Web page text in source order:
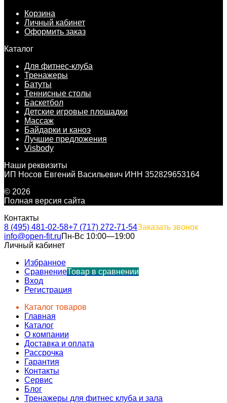
Корзина
Личный кабинет
Оформить заказ
Каталог
Для фитнес-клуба
Тренажеры
Батуты
Теннисные столы
Баскетбол
Детские игровые площадки
Массаж
Байдарки и каноэ
Лучшие предложения
Visbody
Наши реквизиты
ИП Носов Евгений Васильевич ИНН 352829653164
© 2026
Полная версия сайта
Контакты
8 (495) 481-02-58+7 (717) 272-71-54Заказать звонок
info@open-fit.ruПн-Вс 10:00—19:00
Личный кабинет
Избранное
СравнениеТовар в сравнении
Вход
Регистрация
Каталог товаров
Главная
Каталог
О компании
Доставка и оплата
Рассрочка
Гарантия
Контакты
Сервис
Блог
Тренажеры для фитнес клуба и зала